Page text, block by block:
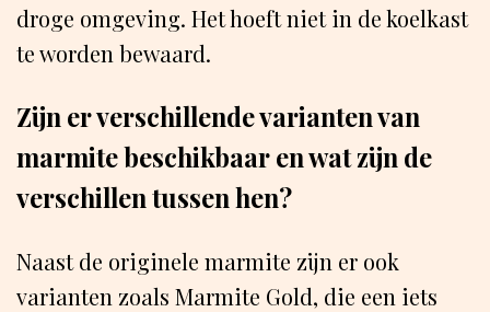
droge omgeving. Het hoeft niet in de koelkast
te worden bewaard.
Zijn er verschillende varianten van
marmite beschikbaar en wat zijn de
verschillen tussen hen?
Naast de originele marmite zijn er ook
varianten zoals Marmite Gold, die een iets